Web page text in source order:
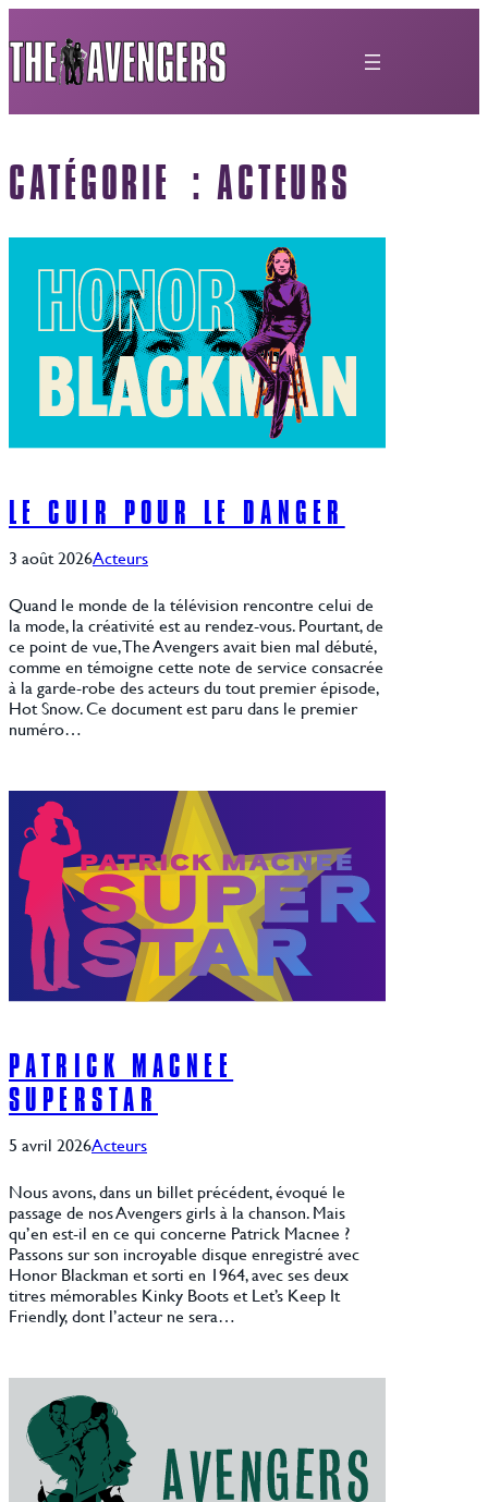
CATÉGORIE : ACTEURS
LE CUIR POUR LE DANGER
3 août 2026Acteurs
Quand le monde de la télévision rencontre celui de
la mode, la créativité est au rendez-vous. Pourtant, de
ce point de vue, The Avengers avait bien mal débuté,
comme en témoigne cette note de service consacrée
à la garde-robe des acteurs du tout premier épisode,
Hot Snow. Ce document est paru dans le premier
numéro…
PATRICK MACNEE
SUPERSTAR
5 avril 2026Acteurs
Nous avons, dans un billet précédent, évoqué le
passage de nos Avengers girls à la chanson. Mais
qu’en est-il en ce qui concerne Patrick Macnee ?
Passons sur son incroyable disque enregistré avec
Honor Blackman et sorti en 1964, avec ses deux
titres mémorables Kinky Boots et Let’s Keep It
Friendly, dont l’acteur ne sera…